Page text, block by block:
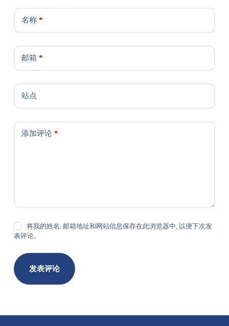
名称*
邮箱 *
站点
添加评论*
将我的姓名, 邮箱地址和网站信息保存在此浏览器中, 以便下次发
表评论。
发表评论